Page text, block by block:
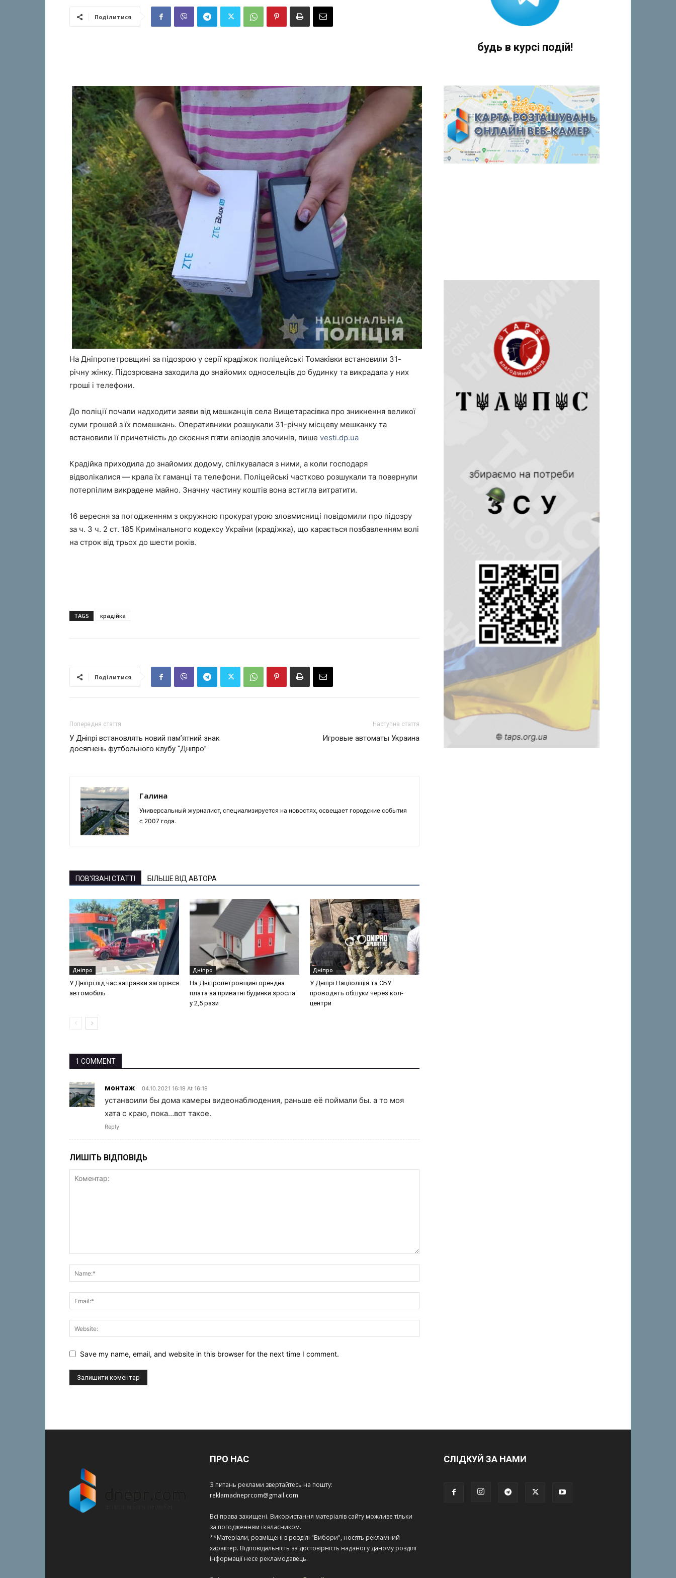
Поділитися
На Дніпропетровщині за підозрою у серії крадіжок поліцейські Томаківки встановили 31-
річну жінку. Підозрювана заходила до знайомих односельців до будинку та викрадала у них
гроші і телефони.
До поліції почали надходити заяви від мешканців села Вищетарасівка про зникнення великої
суми грошей з їх помешкань. Оперативники розшукали 31-річну місцеву мешканку та
встановили її причетність до скоєння п’яти епізодів злочинів, пише vesti.dp.ua
Крадійка приходила до знайомих додому, спілкувалася з ними, а коли господаря
відволікалися — крала їх гаманці та телефони. Поліцейські частково розшукали та повернули
потерпілим викрадене майно. Значну частину коштів вона встигла витратити.
16 вересня за погодженням з окружною прокуратурою зловмисниці повідомили про підозру
за ч. 3 ч. 2 ст. 185 Кримінального кодексу України (крадіжка), що карається позбавленням волі
на строк від трьох до шести років.
TAGS крадійка
Поділитися
Попередня стаття
У Дніпрі встановлять новий пам’ятний знак
досягнень футбольного клубу “Дніпро”
Наступна стаття
Игровые автоматы Украина
Галина
Универсальный журналист, специализируется на новостях, освещает городские события
с 2007 года.
ПОВ'ЯЗАНІ СТАТТІ БІЛЬШЕ ВІД АВТОРА
Дніпро
У Дніпрі під час заправки загорівся
автомобіль
Дніпро
На Дніпропетровщині орендна
плата за приватні будинки зросла
у 2,5 рази
Дніпро
У Дніпрі Нацполіція та СБУ
проводять обшуки через кол-
центри
1 COMMENT
монтаж 04.10.2021 16:19 At 16:19
устанвоили бы дома камеры видеонаблюдения, раньше её поймали бы. а то моя
хата с краю, пока…вот такое.
Reply
ЛИШІТЬ ВІДПОВІДЬ
Save my name, email, and website in this browser for the next time I comment.
будь в курсі подій!
ПРО НАС
З питань реклами звертайтесь на пошту:
reklamadneprcom@gmail.com
Всі права захищені. Використання матеріалів сайту можливе тільки
за погодженням із власником.
**Матеріали, розміщені в розділі "Вибори", носять рекламний
характер. Відповідальність за достовірність наданої у даному розділі
інформації несе рекламодавець.
СЛІДКУЙ ЗА НАМИ